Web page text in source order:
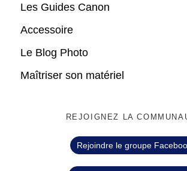
Les Guides Canon
Accessoire
Le Blog Photo
Maîtriser son matériel
REJOIGNEZ LA
Rejoindre le groupe